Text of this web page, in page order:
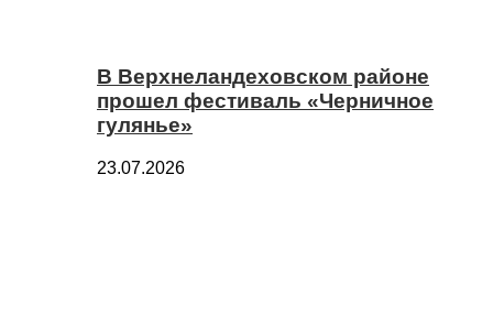
В Верхнеландеховском районе
прошел фестиваль «Черничное
гулянье»
23.07.2026